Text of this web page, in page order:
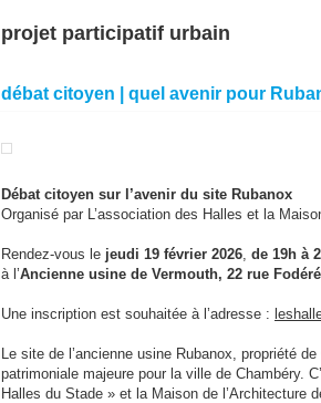
projet participatif urbain
débat citoyen | quel avenir pour
Débat citoyen sur l’avenir du site Rubanox
Organisé par L’association des Halles et la
Rendez-vous le jeudi 19 février 2026, de 19h à
à l’Ancienne usine de Vermouth, 22 rue
Une inscription est souhaitée à l’adresse :
Le site de l’ancienne usine Rubanox, propriété
patrimoniale majeure pour la ville de Chambéry.
Halles du Stade » et la Maison de l’Architecture